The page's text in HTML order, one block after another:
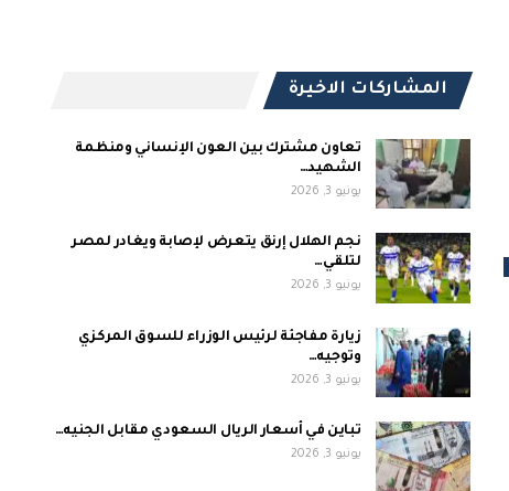
المشاركات الاخيرة
تعاون مشترك بين العون الإنساني ومنظمة
الشهيد…
يونيو 3, 2026
نجم الهلال إرنق يتعرض لإصابة ويغادر لمصر
لتلقي…
يونيو 3, 2026
زيارة مفاجئة لرئيس الوزراء للسوق المركزي
وتوجيه…
يونيو 3, 2026
تباين في أسعار الريال السعودي مقابل الجنيه…
يونيو 3, 2026